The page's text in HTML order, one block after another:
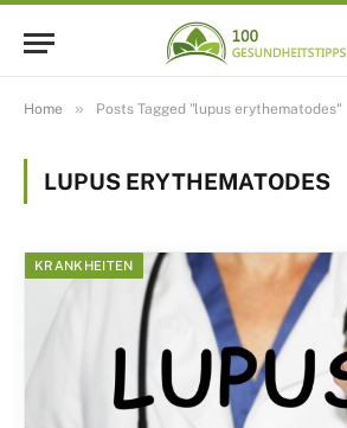
Home » Posts Tagged "lupus erythematodes"
LUPUS ERYTHEMATODES
KRANKHEITEN